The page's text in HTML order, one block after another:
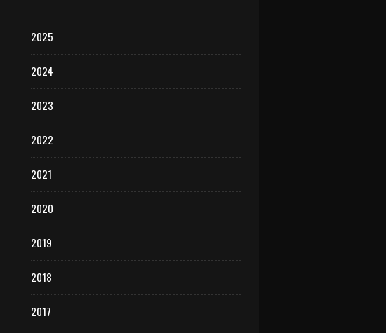
2025
2024
2023
2022
2021
2020
2019
2018
2017